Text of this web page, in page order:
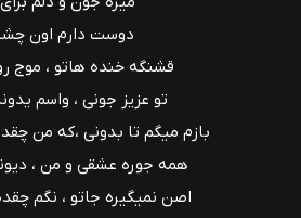
دوست دارم اون
قشنگه خنده هاتو ، موج
تو عزیز جونی ، واسم
بازم میگم تا بدونی ،که من
همه جوره عشقی و من ،
اصن نمیگیره جاتو ، نگم